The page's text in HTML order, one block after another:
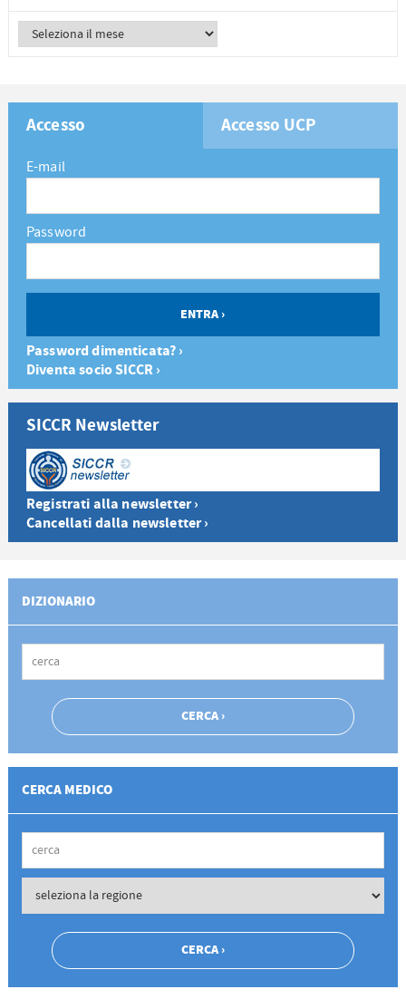
Accesso Accesso UCP
E-mail
Password
Password dimenticata? ›
Diventa socio SICCR ›
SICCR Newsletter
Registrati alla newsletter ›
Cancellati dalla newsletter ›
DIZIONARIO
CERCA MEDICO